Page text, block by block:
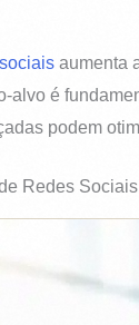
aumenta
alvo é
podem
Redes